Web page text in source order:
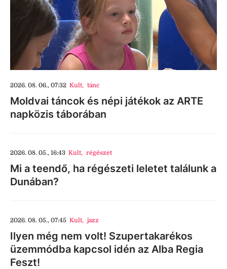
2026. 08. 06., 07:32 Kult, tánc
Moldvai táncok és népi játékok az ARTE
napközis táborában
2026. 08. 05., 16:43 Kult, régészet
Mi a teendő, ha régészeti leletet találunk a
Dunában?
2026. 08. 05., 07:45 Kult, jazz
Ilyen még nem volt! Szupertakarékos
üzemmódba kapcsol idén az Alba Regia
Feszt!